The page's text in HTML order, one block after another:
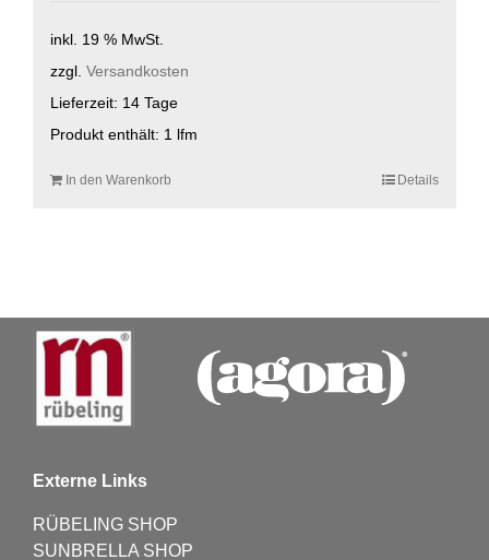
inkl. 19 % MwSt.
zzgl. Versandkosten
Lieferzeit: 14 Tage
Produkt enthält: 1 lfm
In den Warenkorb Details
Externe Links
RÜBELING SHOP
SUNBRELLA SHOP